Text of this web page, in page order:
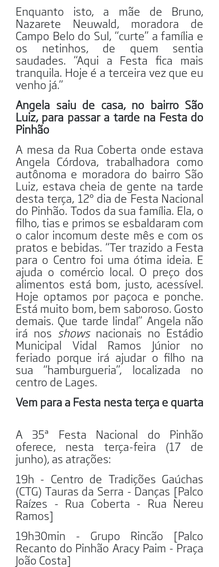
Enquanto isto, a mãe de Bruno,
Nazarete Neuwald, moradora de
Campo Belo do Sul, “curte” a família e
os netinhos, de quem sentia
saudades. “Aqui a Festa fica mais
tranquila. Hoje é a terceira vez que eu
venho já.”
Angela saiu de casa, no bairro São
Luiz, para passar a tarde na Festa do
Pinhão
A mesa da Rua Coberta onde estava
Angela Córdova, trabalhadora como
autônoma e moradora do bairro São
Luiz, estava cheia de gente na tarde
desta terça, 12º dia de Festa Nacional
do Pinhão. Todos da sua família. Ela, o
filho, tias e primos se esbaldaram com
o calor incomum deste mês e com os
pratos e bebidas. “Ter trazido a Festa
para o Centro foi uma ótima ideia. E
ajuda o comércio local. O preço dos
alimentos está bom, justo, acessível.
Hoje optamos por paçoca e ponche.
Está muito bom, bem saboroso. Gosto
demais. Que tarde linda!” Angela não
irá nos showsnacionais no Estádio
Municipal Vidal Ramos Júnior no
feriado porque irá ajudar o filho na
sua “hamburgueria”, localizada no
centro de Lages.
Vem para a Festa nesta terça e quarta
A 35ª Festa Nacional do Pinhão
oferece, nesta terça-feira (17 de
junho), as atrações:
19h - Centro de Tradições Gaúchas
(CTG) Tauras da Serra - Danças [Palco
Raízes - Rua Coberta - Rua Nereu
Ramos]
19h30min - Grupo Rincão [Palco
Recanto do Pinhão Aracy Paim - Praça
João Costa]